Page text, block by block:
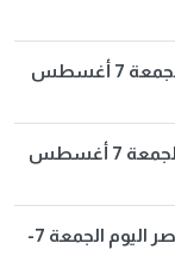
مواعيد قطارات «القاهرة - أسوان» اليوم الجمعة 7 أغسطس
مواقيت الصلاة في محافظات مصر اليوم الجمعة 7 أغسطس
شديد الحرارة.. تفاصيل حالة الطقس في مصر اليوم الجمعة 7-